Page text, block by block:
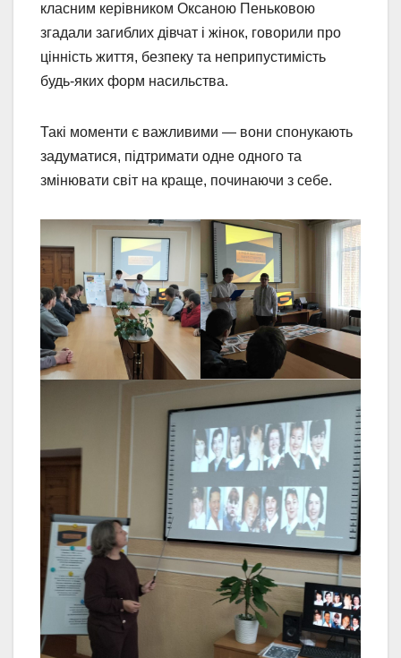
класним керівником Оксаною Пеньковою
згадали загиблих дівчат і жінок, говорили про
цінність життя, безпеку та неприпустимість
будь-яких форм насильства.
Такі моменти є важливими — вони спонукають
задуматися, підтримати одне одного та
змінювати світ на краще, починаючи з себе.